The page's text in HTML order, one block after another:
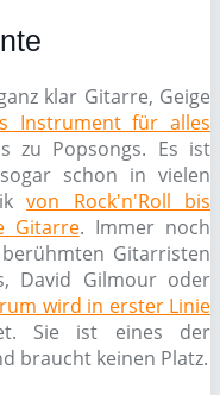
klar Gitarre, Geige
Instrument für alles
zu Popsongs. Es ist
schon in vielen
von Rock'n'Roll bis
Gitarre. Immer noch
Gitarristen
David Gilmour oder
wird in erster Linie
Sie ist eines der
braucht keinen Platz.